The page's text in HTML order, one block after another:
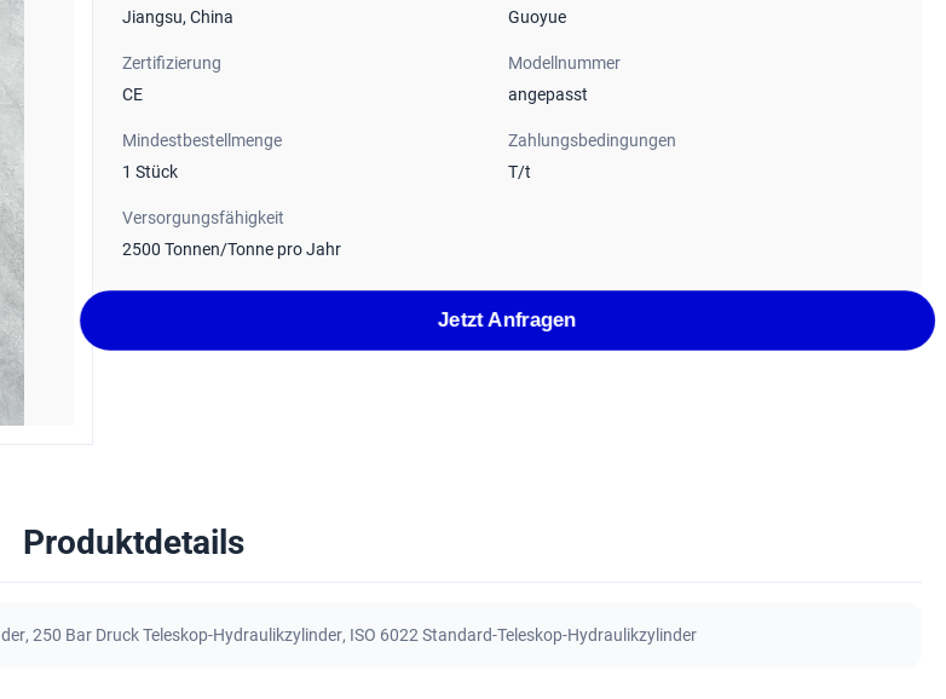
Jiangsu, China
Guoyue
Zertifizierung
CE
Modellnummer
angepasst
Mindestbestellmenge
1 Stück
Zahlungsbedingungen
T/t
Versorgungsfähigkeit
2500 Tonnen/Tonne pro Jahr
Jetzt Anfragen
Produktdetails
, 250 Bar Druck Teleskop-Hydraulikzylinder, ISO 6022 Standard-Teleskop-Hydraulikzylinder